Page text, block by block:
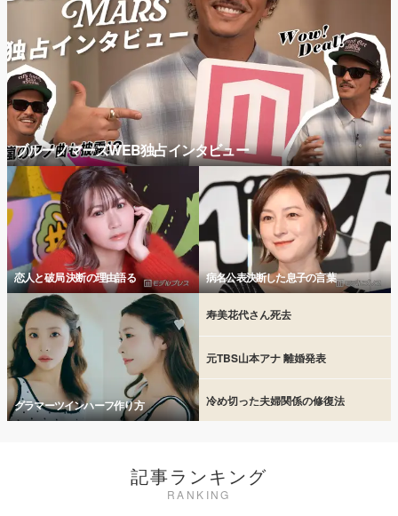
ブルーノマーズWEB独占インタビュー
恋人と破局 決断の理由語る 病名公表決断した息子の言葉
グラマーツインハーフ作り方
寿美花代さん死去
元TBS山本アナ 離婚発表
冷め切った夫婦関係の修復法
記事ランキング
RANKING